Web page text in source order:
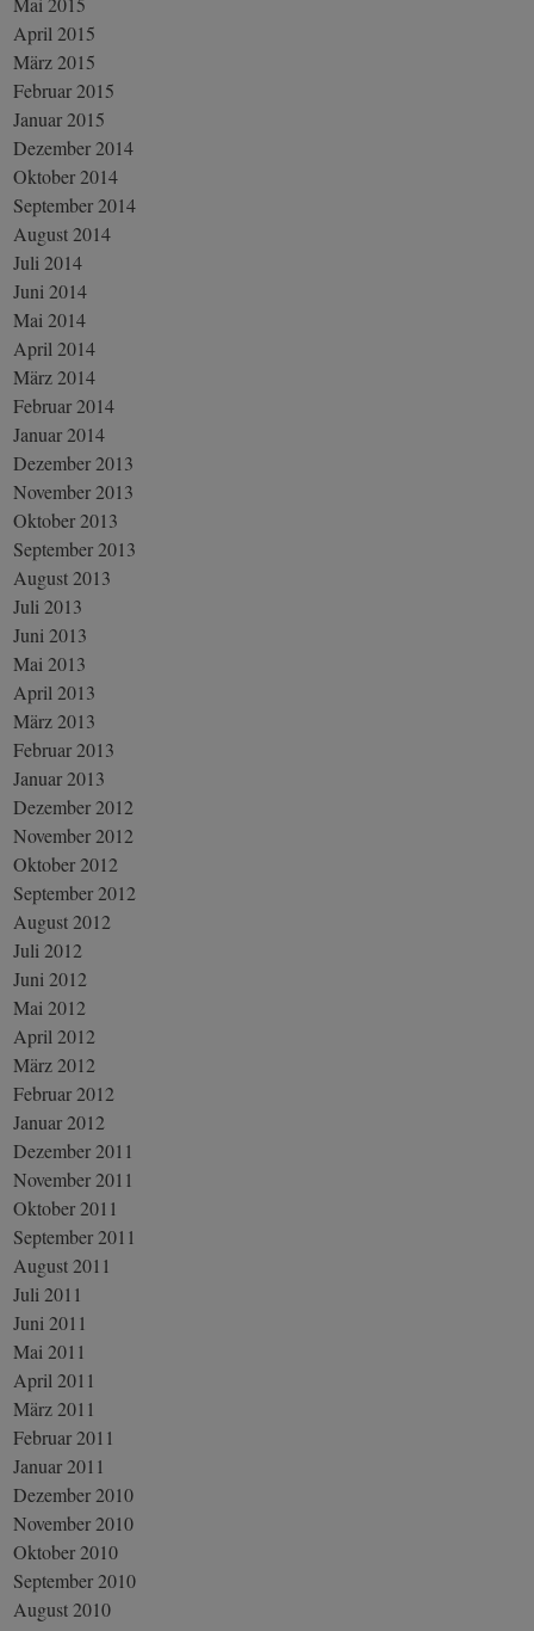
April 2015
März 2015
Februar 2015
Januar 2015
Dezember 2014
Oktober 2014
September 2014
August 2014
Juli 2014
Juni 2014
Mai 2014
April 2014
März 2014
Februar 2014
Januar 2014
Dezember 2013
November 2013
Oktober 2013
September 2013
August 2013
Juli 2013
Juni 2013
Mai 2013
April 2013
März 2013
Februar 2013
Januar 2013
Dezember 2012
November 2012
Oktober 2012
September 2012
August 2012
Juli 2012
Juni 2012
Mai 2012
April 2012
März 2012
Februar 2012
Januar 2012
Dezember 2011
November 2011
Oktober 2011
September 2011
August 2011
Juli 2011
Juni 2011
Mai 2011
April 2011
März 2011
Februar 2011
Januar 2011
Dezember 2010
November 2010
Oktober 2010
September 2010
August 2010